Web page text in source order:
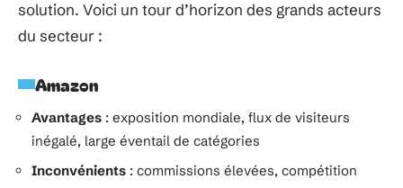
solution. Voici un tour d’horizon des grands acteurs
du secteur :
Amazon
Avantages : exposition mondiale, flux de visiteurs
inégalé, large éventail de catégories
Inconvénients : commissions élevées, compétition